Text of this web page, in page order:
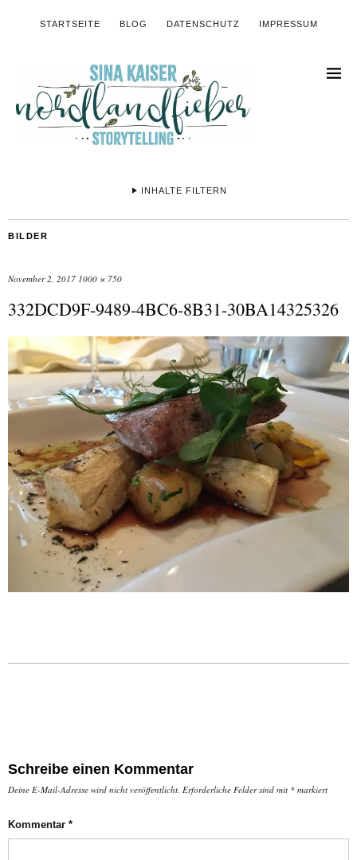
STARTSEITE BLOG DATENSCHUTZ IMPRESSUM
INHALTE FILTERN
BILDER
November 2, 2017 1000 × 750
332DCD9F-9489-4BC6-8B31-30BA14325326
Schreibe einen Kommentar
Deine E-Mail-Adresse wird nicht veröffentlicht. Erforderliche Felder sind mit * markiert
Kommentar *